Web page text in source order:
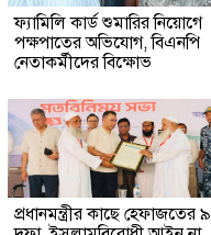
ফ্যামিলি কার্ড শুমারির নিয়োগে
পক্ষপাতের অভিযোগ, বিএনপি
নেতাকর্মীদের বিক্ষোভ
প্রধানমন্ত্রীর কাছে হেফাজতের ৯